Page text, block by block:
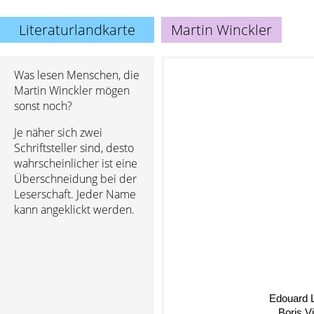
Literaturlandkarte Martin Winckler
Was lesen Menschen, die
Martin Winckler mögen
sonst noch?
Je näher sich zwei
Schriftsteller sind, desto
wahrscheinlicher ist eine
Überschneidung bei der
Leserschaft. Jeder Name
kann angeklickt werden.
Boris
Edouard